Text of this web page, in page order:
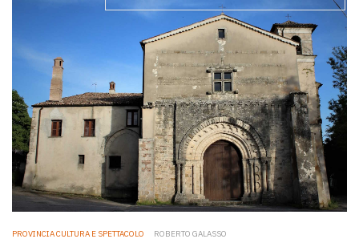
PROVINCIA CULTURA E SPETTACOLO
ROBERTO GALASSO